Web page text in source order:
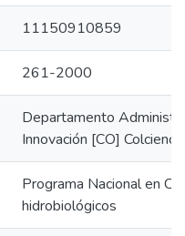
11150910859
261-2000
Departamento
Innovación [CO]
Programa Nacional en
hidrobiológicos